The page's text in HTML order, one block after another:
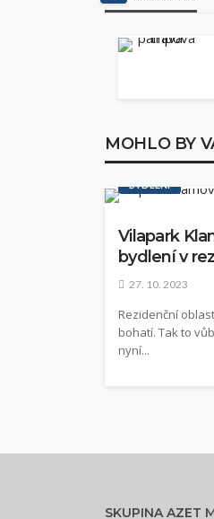
MOHLO BY
BYDLENÍ
Vilapark
bydlení v
27. 10. 2023
Rezidenční
bohatí. Tak to
nyní...
SKUPINA AZET